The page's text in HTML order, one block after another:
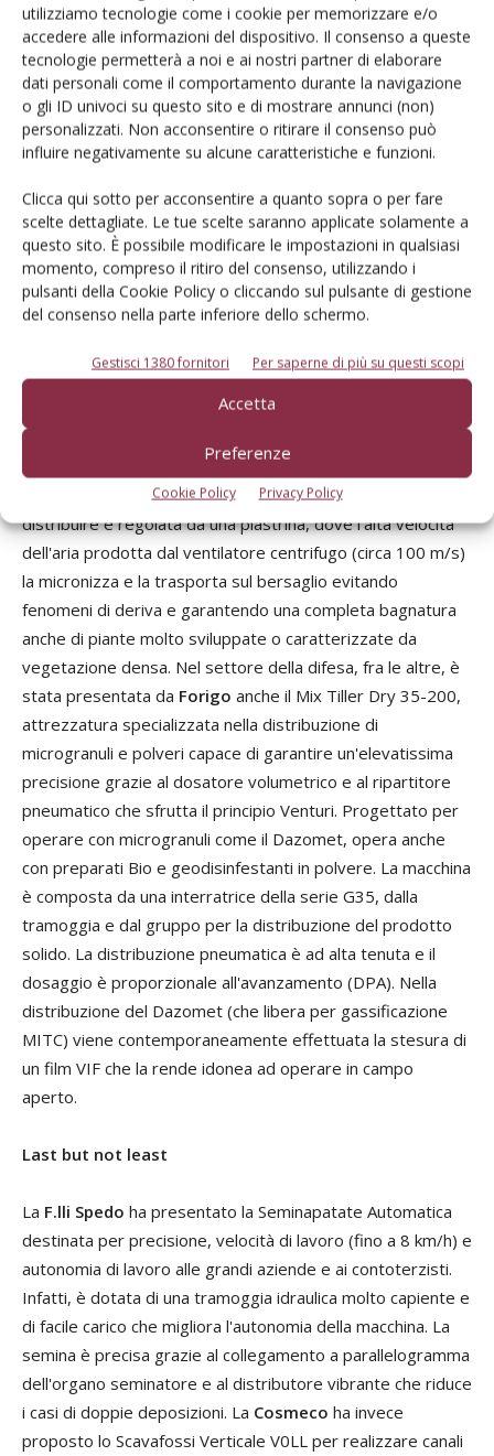
utilizziamo tecnologie come i cookie per memorizzare e/o
accedere alle informazioni del dispositivo. Il consenso a queste
tecnologie permetterà a noi e ai nostri partner di elaborare
dati personali come il comportamento durante la navigazione
o gli ID univoci su questo sito e di mostrare annunci (non)
personalizzati. Non acconsentire o ritirare il consenso può
influire negativamente su alcune caratteristiche e funzioni.
Clicca qui sotto per acconsentire a quanto sopra o per fare
scelte dettagliate. Le tue scelte saranno applicate solamente a
questo sito. È possibile modificare le impostazioni in qualsiasi
momento, compreso il ritiro del consenso, utilizzando i
pulsanti della Cookie Policy o cliccando sul pulsante di gestione
del consenso nella parte inferiore dello schermo.
Gestisci 1380 fornitori Per saperne di più su questi scopi
Accetta
Preferenze
Cookie Policy Privacy Policy
automatica si distingue per l'elevata versatilità, può, infatti,
operare con quasi tutti i contenitori (anche super seedling),
la grande affidabilità, operano nel mondo ormai da anni
moltissimi modelli, l'elevata qualità agronomica del
trapianto, pregio raggiunto grazie ad una perfetta
commistione fra meccanica, idraulica, pneumatica ed
trapiantate a file spaziate, trova largo impiego oltre che su
pomodoro, cavolo, broccolo, cicoria anche su tabacco.
Un'altra attrezzatura pienamente rispondente alle
esigenze dell'orticoltura più evoluta è il nebulizzatore a
polverizzazione pneumatica per trattamenti a
basso/medio volume presentato da
. Il modello in
prova disponeva di un serbatoio da 3.000 litri con barra da
15 m zincata a caldo con movimento idraulico. In questo
modello la distribuzione è affidata a 22 diffusori e 2 flaps
posti alle estremità della barra. La miscela è portata al
punto di erogazione in bassa pressione, qui la quantità da
distribuire è regolata da una piastrina, dove l'alta velocità
dell'aria prodotta dal ventilatore centrifugo (circa 100 m/s)
la micronizza e la trasporta sul bersaglio evitando
fenomeni di deriva e garantendo una completa bagnatura
anche di piante molto sviluppate o caratterizzate da
vegetazione densa. Nel settore della difesa, fra le altre, è
stata presentata da Forigo anche il Mix Tiller Dry 35-200,
attrezzatura specializzata nella distribuzione di
microgranuli e polveri capace di garantire un'elevatissima
precisione grazie al dosatore volumetrico e al ripartitore
pneumatico che sfrutta il principio Venturi. Progettato per
operare con microgranuli come il Dazomet, opera anche
con preparati Bio e geodisinfestanti in polvere. La macchina
è composta da una interratrice della serie G35, dalla
tramoggia e dal gruppo per la distribuzione del prodotto
solido. La distribuzione pneumatica è ad alta tenuta e il
dosaggio è proporzionale all'avanzamento (DPA). Nella
distribuzione del Dazomet (che libera per gassificazione
MITC) viene contemporaneamente effettuata la stesura di
un film VIF che la rende idonea ad operare in campo
aperto.
Last but not least
La F.lli Spedo ha presentato la Seminapatate Automatica
destinata per precisione, velocità di lavoro (fino a 8 km/h) e
autonomia di lavoro alle grandi aziende e ai contoterzisti.
Infatti, è dotata di una tramoggia idraulica molto capiente e
di facile carico che migliora l'autonomia della macchina. La
semina è precisa grazie al collegamento a parallelogramma
dell'organo seminatore e al distributore vibrante che riduce
i casi di doppie deposizioni. La Cosmeco ha invece
proposto lo Scavafossi Verticale V0LL per realizzare canali